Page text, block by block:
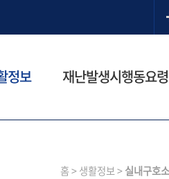
정보 재난발생시행동요령
홈 > 생활정보 >실내구호